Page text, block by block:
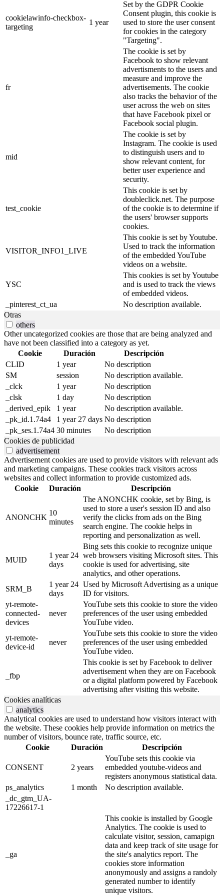
cookielawinfo-checkbox-
targeting
1 year
Set by the GDPR Cookie
Consent plugin, this cookie is
used to store the user consent
for cookies in the category
"Targeting".
fr
The cookie is set by
Facebook to show relevant
advertisments to the users and
measure and improve the
advertisements. The cookie
also tracks the behavior of the
user across the web on sites
that have Facebook pixel or
Facebook social plugin.
mid
The cookie is set by
Instagram. The cookie is used
to distinguish users and to
show relevant content, for
better user experience and
security.
test_cookie
This cookie is set by
doubleclick.net. The purpose
of the cookie is to determine if
the users' browser supports
cookies.
VISITOR_INFO1_LIVE
This cookie is set by Youtube.
Used to track the information
of the embedded YouTube
videos on a website.
YSC
This cookies is set by Youtube
and is used to track the views
of embedded videos.
_pinterest_ct_ua
No description available.
Otras
others
Other uncategorized cookies are those that are being analyzed and
have not been classified into a category as yet.
Cookie
Duración
Descripción
CLID
1 year
No description
SM
session
No description available.
_clck
1 year
No description
_clsk
1 day
No description
_derived_epik
1 year
No description available.
_pk_id.1.74a4
1 year 27 days No description
_pk_ses.1.74a4 30 minutes
No description
Cookies de publicidad
advertisement
Advertisement cookies are used to provide visitors with relevant ads
and marketing campaigns. These cookies track visitors across
websites and collect information to provide customized ads.
Cookie
Duración Descripción
ANONCHK
10
minutes
The ANONCHK cookie, set by Bing, is
used to store a user's session ID and also
verify the clicks from ads on the Bing
search engine. The cookie helps in
reporting and personalization as well.
MUID
1 year 24
days
Bing sets this cookie to recognize unique
web browsers visiting Microsoft sites. This
cookie is used for advertising, site
analytics, and other operations.
SRM_B
1 year 24
days
Used by Microsoft Advertising as a unique
ID for visitors.
yt-remote-
connected-
devices
never
YouTube sets this cookie to store the video
preferences of the user using embedded
YouTube video.
yt-remote-
device-id
never
YouTube sets this cookie to store the video
preferences of the user using embedded
YouTube video.
_fbp
This cookie is set by Facebook to deliver
advertisement when they are on Facebook
or a digital platform powered by Facebook
advertising after visiting this website.
Cookies analíticas
analytics
Analytical cookies are used to understand how visitors interact with
the website. These cookies help provide information on metrics the
number of visitors, bounce rate, traffic source, etc.
Cookie
Duración Descripción
CONSENT 2 years
YouTube sets this cookie via
embedded youtube-videos and
registers anonymous statistical data.
ps_analytics
1 month
No description available.
_dc_gtm_UA-
17226617-1
_ga
This cookie is installed by Google
Analytics. The cookie is used to
calculate visitor, session, camapign
data and keep track of site usage for
the site's analytics report. The
cookies store information
anonymously and assigns a randoly
generated number to identify
unique visitors.